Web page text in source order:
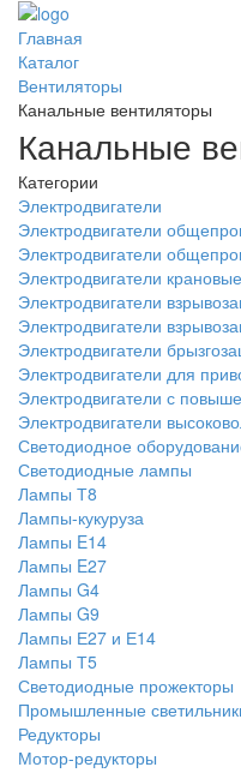
Главная
Каталог
Вентиляторы
Канальные вентиляторы
Канальные
Категории
Электродвигатели
Электродвигатели
Электродвигатели
Электродвигатели крановые
Электродвигатели
Электродвигатели
Электродвигатели
Электродвигатели для
Электродвигатели с
Электродвигатели
Светодиодное
Светодиодные лампы
Лампы Т8
Лампы-кукуруза
Лампы E14
Лампы E27
Лампы G4
Лампы G9
Лампы Е27 и Е14
Лампы Т5
Светодиодные прожекторы
Промышленные
Редукторы
Мотор-редукторы